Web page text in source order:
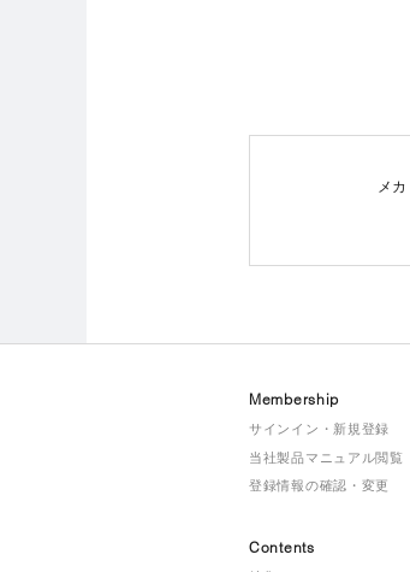
メ
Membership
サインイン・新規登録
当社製品マニュアル閲覧
登録情報の確認・変更
Contents